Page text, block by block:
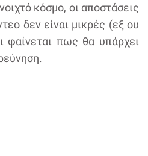
κόσμο, οι αποστάσεις
δεν είναι μικρές (εξ ου
φαίνεται πως θα υπάρχει